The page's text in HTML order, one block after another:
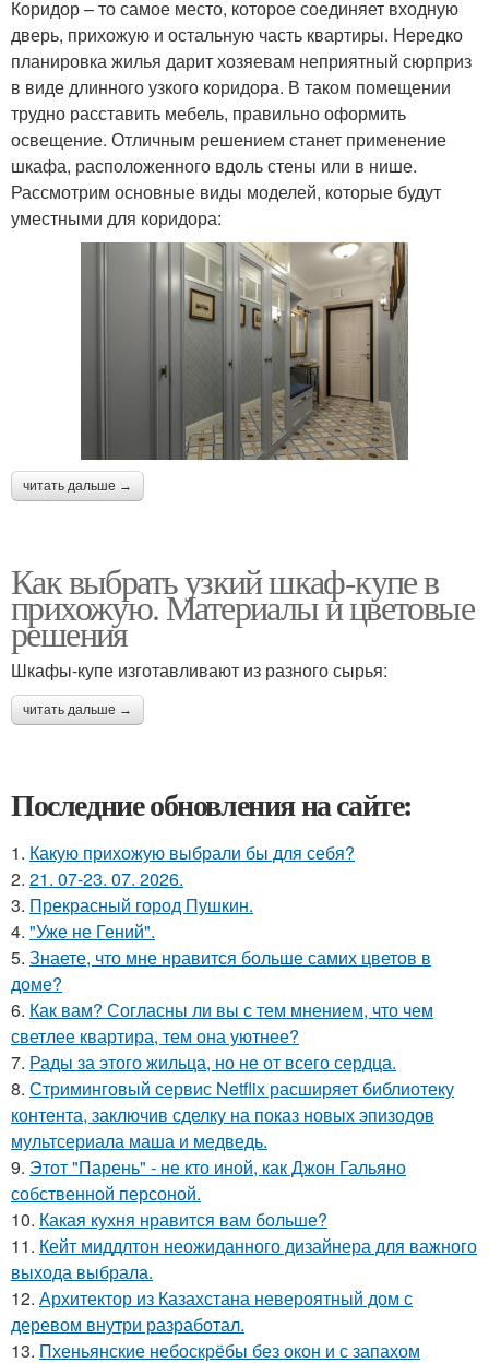
Коридор – то самое место, которое соединяет входную
дверь, прихожую и остальную часть квартиры. Нередко
планировка жилья дарит хозяевам неприятный сюрприз
в виде длинного узкого коридора. В таком помещении
трудно расставить мебель, правильно оформить
освещение. Отличным решением станет применение
шкафа, расположенного вдоль стены или в нише.
Рассмотрим основные виды моделей, которые будут
уместными для коридора:
читать дальше →
Как выбрать узкий шкаф-купе в
прихожую. Материалы и цветовые
решения
Шкафы-купе изготавливают из разного сырья:
читать дальше →
Последние обновления на сайте:
1. Какую прихожую выбрали бы для себя?
2. 21. 07-23. 07. 2026.
3. Прекрасный город Пушкин.
4. "Уже не Гений".
5. Знаете, что мне нравится больше самих цветов в
доме?
6. Как вам? Согласны ли вы с тем мнением, что чем
светлее квартира, тем она уютнее?
7. Рады за этого жильца, но не от всего сердца.
8. Стриминговый сервис Netflix расширяет библиотеку
контента, заключив сделку на показ новых эпизодов
мультсериала маша и медведь.
9. Этот "Парень" - не кто иной, как Джон Гальяно
собственной персоной.
10. Какая кухня нравится вам больше?
11. Кейт миддлтон неожиданного дизайнера для важного
выхода выбрала.
12. Архитектор из Казахстана невероятный дом с
деревом внутри разработал.
13. Пхеньянские небоскрёбы без окон и с запахом